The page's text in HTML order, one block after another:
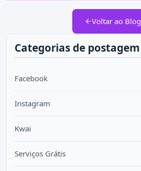
Voltar ao Blog
Categorias de postagem
Facebook
Instagram
Kwai
Serviços Grátis